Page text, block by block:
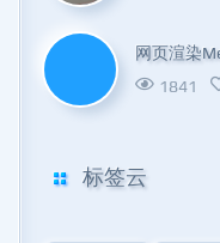
网页渲染
1841
标签云